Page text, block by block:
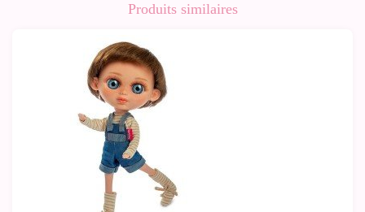
Produits similaires